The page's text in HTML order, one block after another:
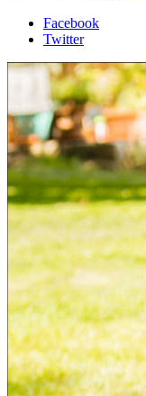
Facebook
Twitter